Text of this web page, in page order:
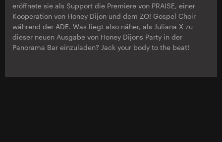
eröffnete sie als Support die Premiere von PRAISE, einer
Kooperation von Honey Dijon und dem ZO! Gospel Choir
während der ADE. Was liegt also näher, als Juliana X zu
dieser neuen Ausgabe von Honey Dijons Party in der
Panorama Bar einzuladen? Jack your body to the beat!